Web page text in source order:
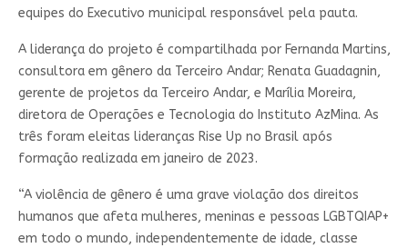
equipes do Executivo municipal responsável pela pauta.
A liderança do projeto é compartilhada por Fernanda Martins,
consultora em gênero da Terceiro Andar; Renata Guadagnin,
gerente de projetos da Terceiro Andar, e Marília Moreira,
diretora de Operações e Tecnologia do Instituto AzMina. As
três foram eleitas lideranças Rise Up no Brasil após
formação realizada em janeiro de 2023.
“A violência de gênero é uma grave violação dos direitos
humanos que afeta mulheres, meninas e pessoas LGBTQIAP+
em todo o mundo, independentemente de idade, classe